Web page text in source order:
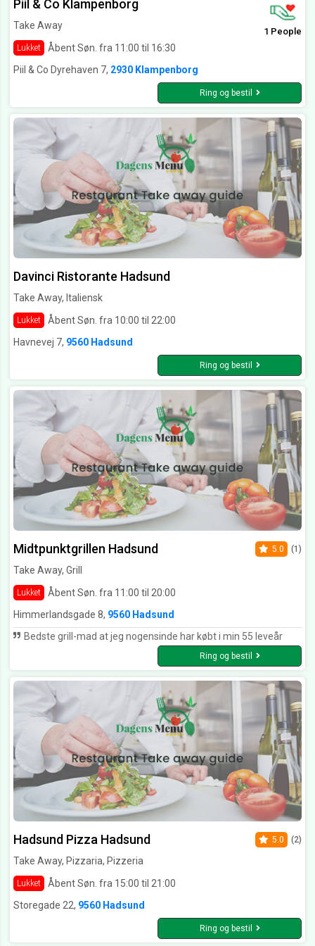
Piil & Co Klampenborg
Take Away
Lukket Åbent Søn. fra 11:00 til 16:30
1 People
Piil & Co Dyrehaven 7, 2930 Klampenborg
Ring og bestil
Davinci Ristorante Hadsund
Take Away, Italiensk
Lukket
Åbent Søn. fra 10:00 til 22:00
Havnevej 7, 9560 Hadsund
Ring og bestil
Midtpunktgrillen Hadsund
Take Away, Grill
Lukket Åbent Søn. fra 11:00 til 20:00
5.0 (1)
Himmerlandsgade 8, 9560 Hadsund
Bedste grill-mad at jeg nogensinde har købt i min 55 leveår
Ring og bestil
Hadsund Pizza Hadsund
Take Away, Pizzaria, Pizzeria
Lukket Åbent Søn. fra 15:00 til 21:00
5.0 (2)
Storegade 22, 9560 Hadsund
Ring og bestil